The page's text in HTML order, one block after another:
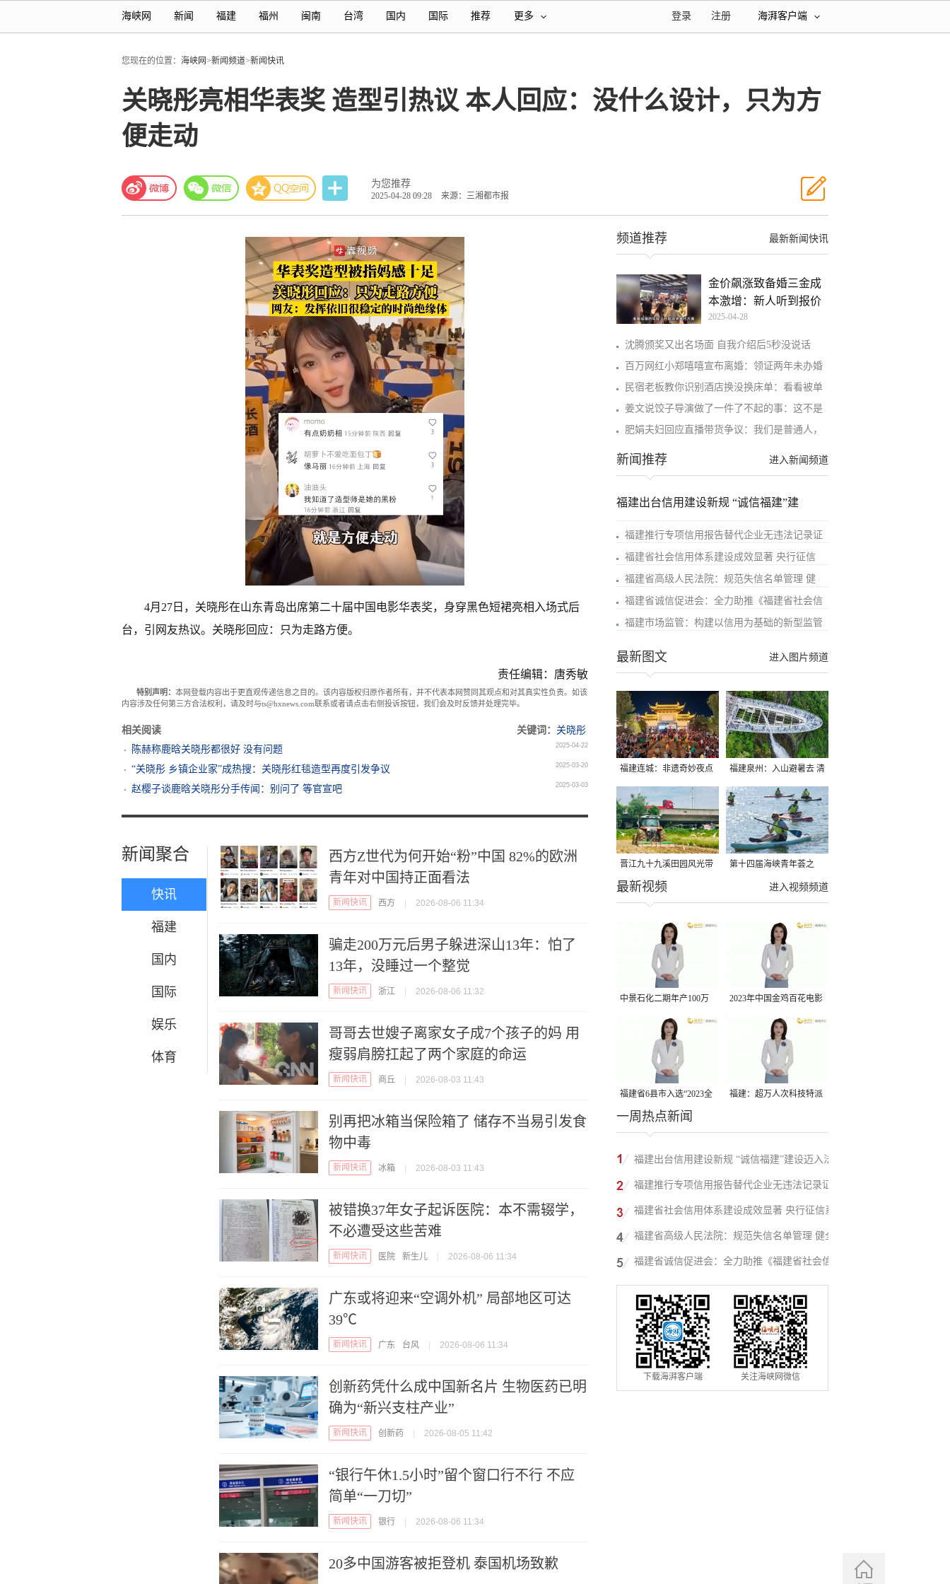
海峡网 新闻 福建 福州 闽南 台湾 国内 国际 推荐 更多 海湃客户端
注册
登录
您现在的位置： 海峡网>新闻频道>新闻快讯
关晓彤亮相华表奖 造型引热议 本人回应：没什么设计，只为方
便走动
为您推荐
2025-04-28 09:28 来源：三湘都市报
4月27日，关晓彤在山东青岛出席第二十届中国电影华表奖，身穿黑色短裙亮相入场式后
台，引网友热议。关晓彤回应：只为走路方便。
责任编辑：唐秀敏
特别声明： 本网登载内容出于更直观传递信息之目的。该内容版权归原作者所有，并不代表本网赞同其观点和对其真实性负责。如该
内容涉及任何第三方合法权利，请及时与ts@hxnews.com联系或者请点击右侧投诉按钮，我们会及时反馈并处理完毕。
相关阅读 关键词： 关晓彤
陈赫称鹿晗关晓彤都很好 没有问题
2025-04-22
“关晓彤 乡镇企业家”成热搜：关晓彤红毯造型再度引发争议 2025-03-20
赵樱子谈鹿晗关晓彤分手传闻：别问了 等官宣吧 2025-03-03
新闻聚合
快讯
福建
国内
国际
娱乐
体育
西方Z世代为何开始“粉”中国 82%的欧洲
青年对中国持正面看法
新闻快讯 西方 2026-08-06 11:34
骗走200万元后男子躲进深山13年：怕了
13年，没睡过一个整觉
新闻快讯 浙江 2026-08-06 11:32
哥哥去世嫂子离家女子成7个孩子的妈 用
瘦弱肩膀扛起了两个家庭的命运
新闻快讯 商丘 2026-08-03 11:43
别再把冰箱当保险箱了 储存不当易引发食
物中毒
新闻快讯 冰箱 2026-08-03 11:43
被错换37年女子起诉医院：本不需辍学，
不必遭受这些苦难
新闻快讯 医院 新生儿 2026-08-06 11:34
广东或将迎来“空调外机” 局部地区可达
39℃
新闻快讯 广东 台风 2026-08-06 11:34
创新药凭什么成中国新名片 生物医药已明
确为“新兴支柱产业”
新闻快讯 创新药 2026-08-05 11:42
“银行午休1.5小时”留个窗口行不行 不应
简单“一刀切”
新闻快讯 银行 2026-08-06 11:34
20多中国游客被拒登机 泰国机场致歉
最新新闻快讯
频道推荐
金价飙涨致备婚三金成
本激增：新人听到报价
倒
2025-04-28
沈腾颁奖又出名场面 自我介绍后5秒没说话
百万网红小郑嘻嘻宣布离婚：领证两年未办婚
民宿老板教你识别酒店换没换床单：看看被单
姜文说饺子导演做了一件了不起的事：这不是
肥娟夫妇回应直播带货争议：我们是普通人，
进入新闻频道
新闻推荐
福建出台信用建设新规 “诚信福建”建
福建推行专项信用报告替代企业无违法记录证
福建省社会信用体系建设成效显著 央行征信
福建省高级人民法院：规范失信名单管理 健
福建省诚信促进会：全力助推《福建省社会信
福建市场监管：构建以信用为基础的新型监管
进入图片频道
最新图文
福建连城：非遗奇妙夜点
亮夏夜
福建泉州：入山避暑去 清
凉好惬意
晋江九十九溪田园风光带
千亩早稻迎来成熟收割季
第十四届海峡青年荟之
2026榕台青年大学生水上
进入视频频道
最新视频
中景石化二期年产100万
吨丙烷脱氢项目建成中交
2023年中国金鸡百花电影
节有福电影巡展31日启动
福建省6县市入选“2023全
国县域发展潜力百强县”
福建：超万人次科技特派
一周热点新闻
福建出台信用建设新规 “诚信福建”建设迈入法
治化新阶段
福建推行专项信用报告替代企业无违法记录证
明改革成效显著
福建省社会信用体系建设成效显著 央行征信系
统赋能实体经济
福建省高级人民法院：规范失信名单管理 健全
信用修复机制
福建省诚信促进会：全力助推《福建省社会信
用条例》落地见效
下载海湃客户端 关注海峡网微信